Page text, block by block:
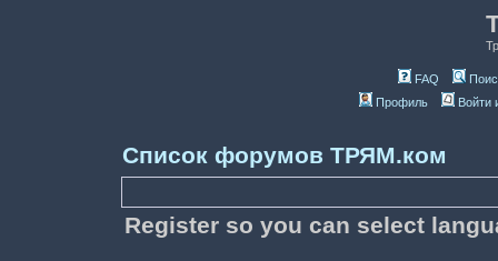
FAQ
Профиль
Войти
Список форумов ТРЯМ.ком
Register so you can select